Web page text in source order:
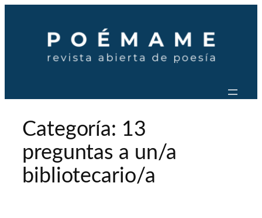
contenido
Categoría: 13
preguntas a un/a
bibliotecario/a